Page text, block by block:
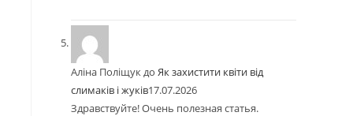
Аліна Поліщукдо Як захистити квіти від
слимаків і жуків17.07.2026
Здравствуйте! Очень полезная статья.